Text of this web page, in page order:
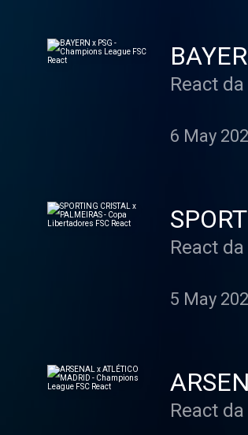
React
6 May
React
5 May
React